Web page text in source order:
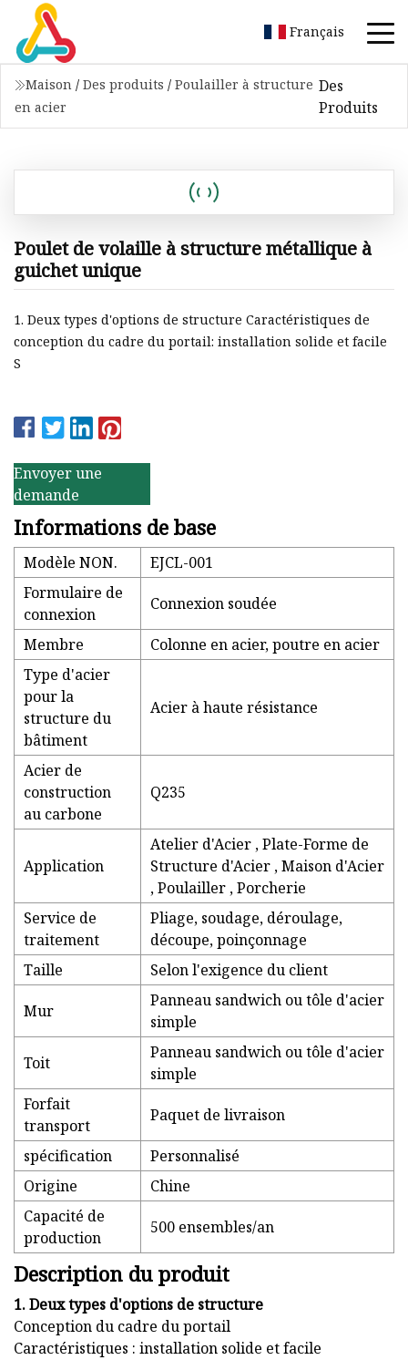
Français
Maison / Des produits / Poulailler à structure
en acier
Des
Produits
Poulet de volaille à structure métallique à
guichet unique
1. Deux types d'options de structure Caractéristiques de
conception du cadre du portail: installation solide et facile
S
Envoyer une
demande
Informations de base
Modèle NON.
EJCL-001
Formulaire de
connexion
Connexion soudée
Membre
Colonne en acier, poutre en acier
Type d'acier
pour la
structure du
bâtiment
Acier à haute résistance
Acier de
construction
au carbone
Q235
Application
Atelier d'Acier , Plate-Forme de
Structure d'Acier , Maison d'Acier
, Poulailler , Porcherie
Service de
traitement
Pliage, soudage, déroulage,
découpe, poinçonnage
Taille
Selon l'exigence du client
Mur
Panneau sandwich ou tôle d'acier
simple
Toit
Panneau sandwich ou tôle d'acier
simple
Forfait
transport
Paquet de livraison
spécification
Personnalisé
Origine
Chine
Capacité de
production
500 ensembles/an
Description du produit
1. Deux types d'options de structure
Conception du cadre du portail
Caractéristiques : installation solide et facile